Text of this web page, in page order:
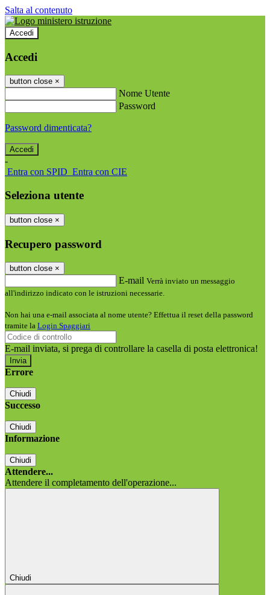
Salta al contenuto
Accedi
Accedi
button close ×
Nome Utente
Password
Password dimenticata?
-
Entra con SPID Entra con CIE
Seleziona utente
button close ×
Recupero password
button close ×
E-mail Verrà inviato un messaggio
all'indirizzo indicato con le istruzioni necessarie.
Non hai una e-mail associata al nome utente? Effettua il reset della password
tramite la Login Spaggiari
E-mail inviata, si prega di controllare la casella di posta elettronica!
Errore
Chiudi
Successo
Chiudi
Informazione
Chiudi
Attendere...
Attendere il completamento dell'operazione...
Chiudi